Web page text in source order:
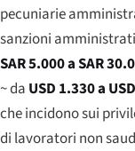
pecuniarie
sanzioni
SAR 5.000 a SAR
~ da USD 1.330 a
che incidono sui
di lavoratori non